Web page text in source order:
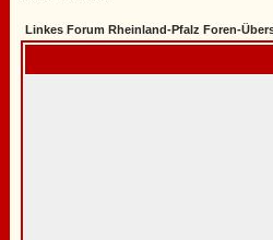
Linkes Forum Rheinland-Pfalz Foren-